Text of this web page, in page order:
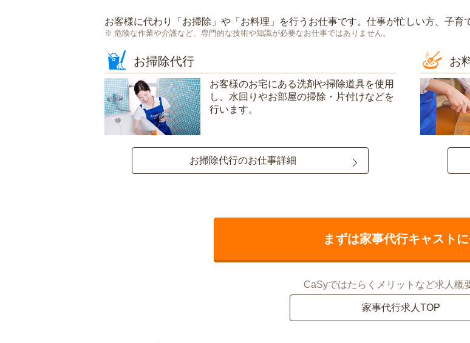
お客様に代わり「 お掃除 」や「 お料理 」を行うお仕事です。仕事が忙しい方、子育
危険な作業や介護など、専門的な技術や知識が必要なお仕事ではありません。
お掃除代行
お客様のお宅にある洗剤や掃除道具を使用
し、水回りやお部屋の掃除・片付けなどを
行います。
お掃除代行のお仕事詳細
お
まずは家事代行キャスト
CaSyではたらくメリットなど求人概
家事代行求人TOP